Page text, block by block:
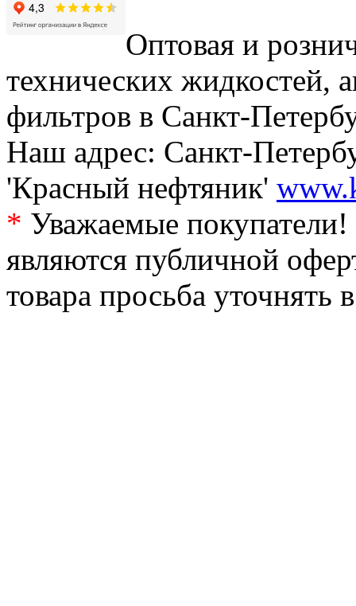
Оптовая и
технических жидкостей,
фильтров в Санкт-
Наш адрес: Санкт-
'Красный нефтяник'
* Уважаемые
являются публичной
товара просьба уточнять